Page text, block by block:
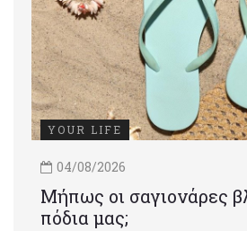
YOUR LIFE
04/08/2026
Μήπως οι σαγιονάρες
πόδια μας;